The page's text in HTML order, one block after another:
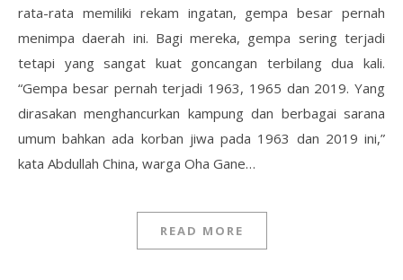
rata-rata memiliki rekam ingatan, gempa besar pernah
menimpa daerah ini. Bagi mereka, gempa sering terjadi
tetapi yang sangat kuat goncangan terbilang dua kali.
“Gempa besar pernah terjadi 1963, 1965 dan 2019. Yang
dirasakan menghancurkan kampung dan berbagai sarana
umum bahkan ada korban jiwa pada 1963 dan 2019 ini,”
kata Abdullah China, warga Oha Gane…
READ MORE